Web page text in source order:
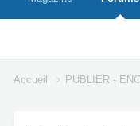
Accueil PUBLIER -